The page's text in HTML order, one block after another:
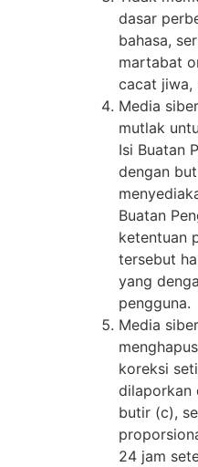
dasar
bahasa,
martabat
cacat jiwa,
Media
mutlak
Isi Buatan
dengan
Buatan
ketentuan
tersebut
yang
pengguna.
Media
koreksi
dilaporkan
butir (c),
24 jam